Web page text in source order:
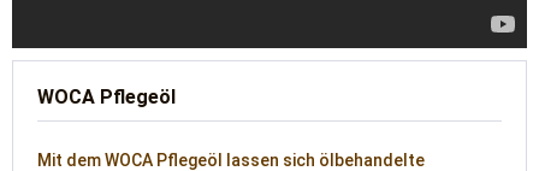
WOCA Pflegeöl
Mit dem WOCA Pflegeöl lassen sich ölbehandelte